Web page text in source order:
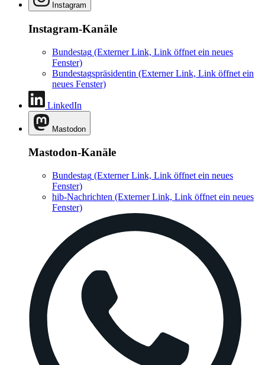
Instagram
Instagram-Kanäle
Bundestag (Externer Link, Link öffnet ein neues
Fenster)
Bundestagspräsidentin (Externer Link, Link öffnet ein
neues Fenster)
LinkedIn
Mastodon
Mastodon-Kanäle
Bundestag (Externer Link, Link öffnet ein neues
Fenster)
hib-Nachrichten (Externer Link, Link öffnet ein neues
Fenster)